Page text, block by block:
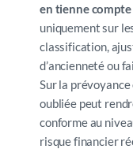
en tienne compte
uniquement sur
classification,
d’ancienneté ou
Sur la
oubliée peut
conforme au
risque financier